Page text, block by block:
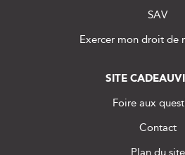
SAV
Exercer mon droit de
SITE
Foire aux
Contact